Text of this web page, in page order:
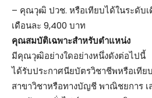
– คุณวุฒิ ปวช. หรือเทียบได้ในระดับ
เดือนละ 9,400 บาท
คุณสมบัติเฉพาะสำหรับตำแหน่ง
มีคุณวุฒิอย่างใดอย่างหนึ่งดังต่อไปนี้
ได้รับประกาศนียบัตรวิชาชีพหรือเทีย
สาขาวิชาหรือทางบัญชี พาณิชยการ เ